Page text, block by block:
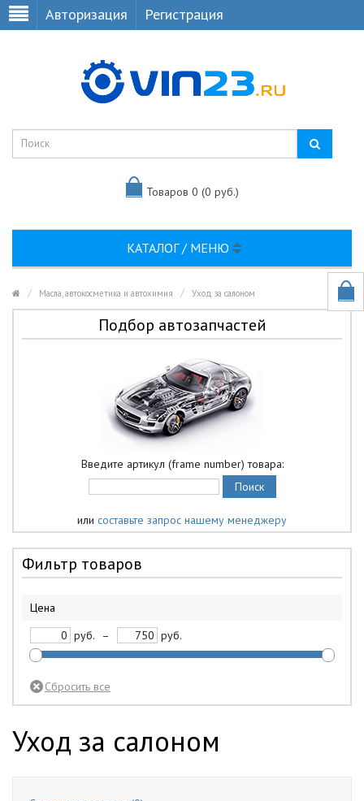
Авторизация Регистрация
Товаров 0 (0 руб.)
КАТАЛОГ / МЕНЮ
Масла, автокосметика и автохимия Уход за салоном
Подбор автозапчастей
Введите артикул (frame number) товара:
или составьте запрос нашему менеджеру
Фильтр товаров
Цена
руб.
– руб.
Уход за салоном